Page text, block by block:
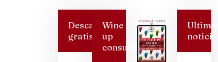
Descarga
gratis
Wine
up
consulting